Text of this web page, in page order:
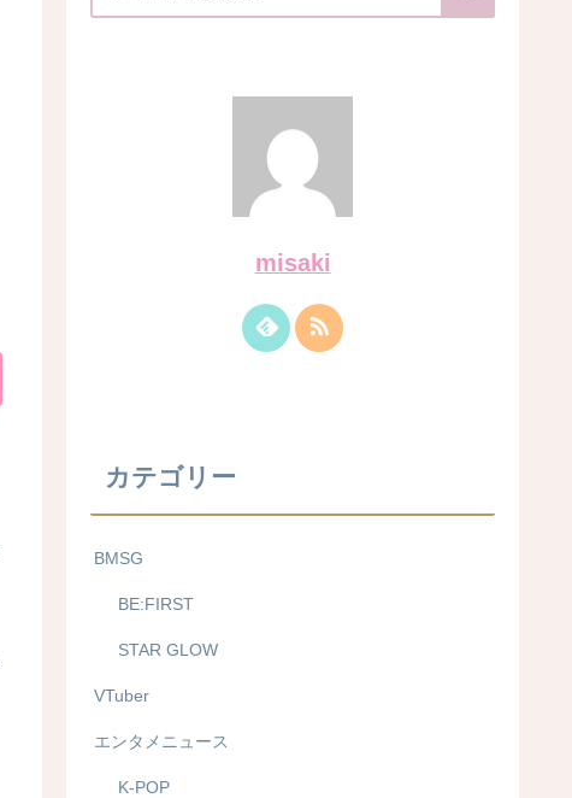
misaki
カテゴリー
BMSG
BE:FIRST
STAR GLOW
VTuber
エンタメニュース
K-POP